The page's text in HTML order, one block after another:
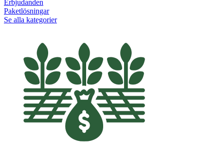
Erbjudanden
Paketlösningar
Se alla kategorier